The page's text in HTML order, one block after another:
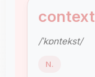
context
/ˈkɒntekst/
N.